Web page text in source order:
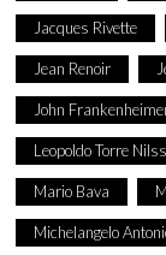
Jacques Rivette
Jean Renoir
John
Leopoldo Torre
Mario Bava
Michelangelo